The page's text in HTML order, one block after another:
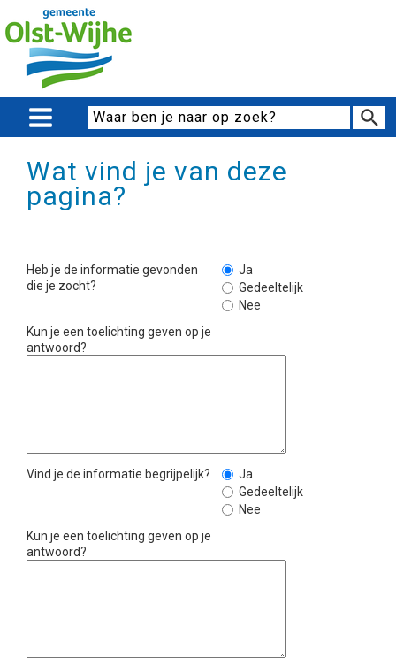
Wat vind je van deze
pagina?
Heb je de informatie gevonden
die je zocht?
Ja
Gedeeltelijk
Nee
Kun je een toelichting geven op je
antwoord?
Vind je de informatie begrijpelijk?
Ja
Gedeeltelijk
Nee
Kun je een toelichting geven op je
antwoord?